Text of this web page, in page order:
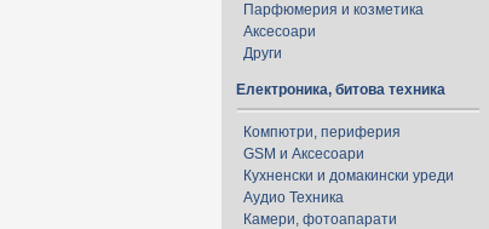
Парфюмерия и козметика
Аксесоари
Други
Електроника, битова техника
Компютри, периферия
GSM и Аксесоари
Кухненски и домакински уреди
Аудио Техника
Камери, фотоапарати